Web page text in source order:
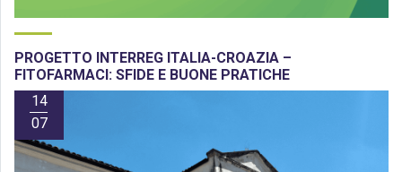
PROGETTO INTERREG ITALIA-CROAZIA –
FITOFARMACI: SFIDE E BUONE PRATICHE
14
07